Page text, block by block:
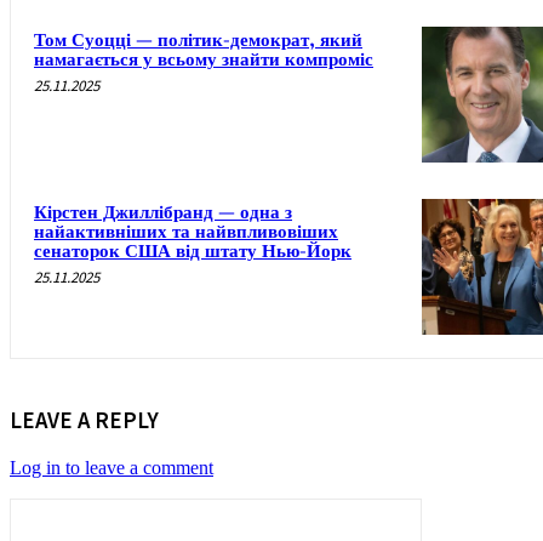
Том Суоцці — політик-демократ, який
намагається у всьому знайти компроміс
25.11.2025
Кірстен Джиллібранд — одна з
найактивніших та найвпливовіших
сенаторок США від штату Нью-Йорк
25.11.2025
LEAVE A REPLY
Log in to leave a comment